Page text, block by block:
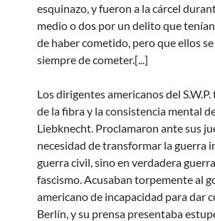
esquinazo, y fueron a la cárcel
medio o dos por un delito que
de haber cometido, pero que ellos
siempre de cometer.[...]
Los dirigentes americanos del
de la fibra y la consistencia mental
Liebknecht. Proclamaron ante sus
necesidad de transformar la guerra
guerra civil, sino en verdadera
fascismo. Acusaban torpemente al
americano de incapacidad para dar
Berlín, y su prensa presentaba